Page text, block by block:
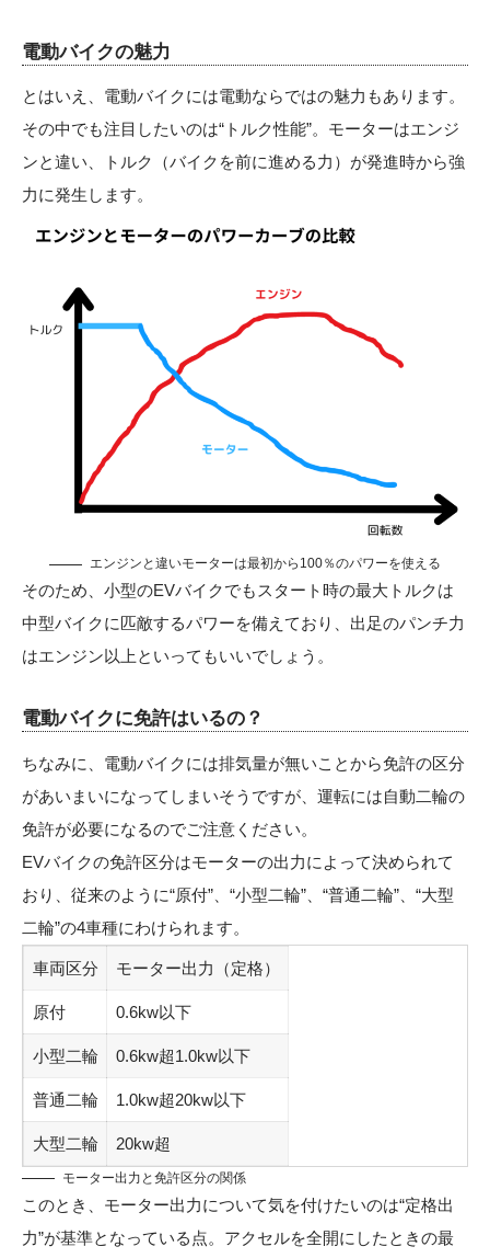
電動バイクの魅力
とはいえ、電動バイクには電動ならではの魅力もあります。
その中でも注目したいのは“トルク性能”。モーターはエンジ
ンと違い、トルク（バイクを前に進める力）が発進時から強
力に発生します。
エンジンと違いモーターは最初から100％のパワーを使える
そのため、小型のEVバイクでもスタート時の最大トルクは
中型バイクに匹敵するパワーを備えており、出足のパンチ力
はエンジン以上といってもいいでしょう。
電動バイクに免許はいるの？
ちなみに、電動バイクには排気量が無いことから免許の区分
があいまいになってしまいそうですが、運転には自動二輪の
免許が必要になるのでご注意ください。
EVバイクの免許区分はモーターの出力によって決められて
おり、従来のように“原付”、“小型二輪”、“普通二輪”、“大型
二輪”の4車種にわけられます。
車両区分 モーター出力（定格）
原付 0.6kw以下
小型二輪 0.6kw超1.0kw以下
普通二輪 1.0kw超20kw以下
大型二輪 20kw超
モーター出力と免許区分の関係
このとき、モーター出力について気を付けたいのは“定格出
力”が基準となっている点。アクセルを全開にしたときの最